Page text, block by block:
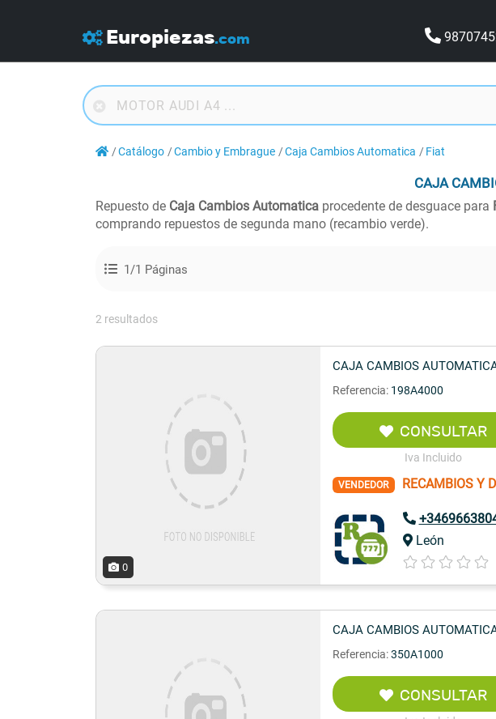
Europiezas.com
Catálogo Cambio y Embrague Caja Cambios Automatica Fiat
CAJA
Repuesto de Caja Cambios Automatica procedente de desguace para
comprando repuestos de segunda mano (recambio verde).
1/1 Páginas
2 resultados
0
CAJA CAMBIOS
Referencia: 198A4000
CONSULTAR
Iva Incluido
VENDEDOR RECAMBIOS Y
León
CAJA CAMBIOS
Referencia: 350A1000
CONSULTAR